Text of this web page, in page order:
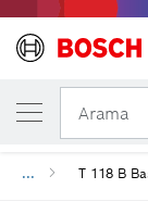
Arama
... T 118 B
SEÇTIĞINIZ MODEL
T 118 B